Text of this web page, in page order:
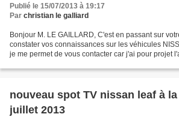
Publié le 15/07/2013 à 19:17
Par christian le galliard
Bonjour M. LE GAILLARD, C'est en passant sur
constater vos connaissances sur les véhicules
je me permet de vous contacter car j'ai pour projet
nouveau spot TV nissan leaf à
juillet 2013